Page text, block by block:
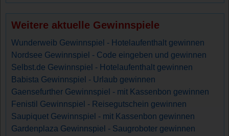
Weitere aktuelle Gewinnspiele
Wunderweib Gewinnspiel - Hotelaufenthalt gewinnen
Nordsee Gewinnspiel - Code eingeben und gewinnen
Selbst.de Gewinnspiel - Hotelaufenthalt gewinnen
Babista Gewinnspiel - Urlaub gewinnen
Gaensefurther Gewinnspiel - mit Kassenbon gewinnen
Fenistil Gewinnspiel - Reisegutschein gewinnen
Saupiquet Gewinnspiel - mit Kassenbon gewinnen
Gardenplaza Gewinnspiel - Saugroboter gewinnen